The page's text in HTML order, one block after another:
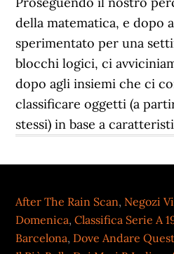
After The Rain Scan, Negozi
Domenica,Classifica Serie A
Barcelona, Dove Andare